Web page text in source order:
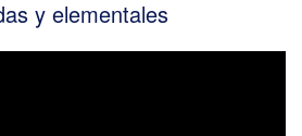
y elementales